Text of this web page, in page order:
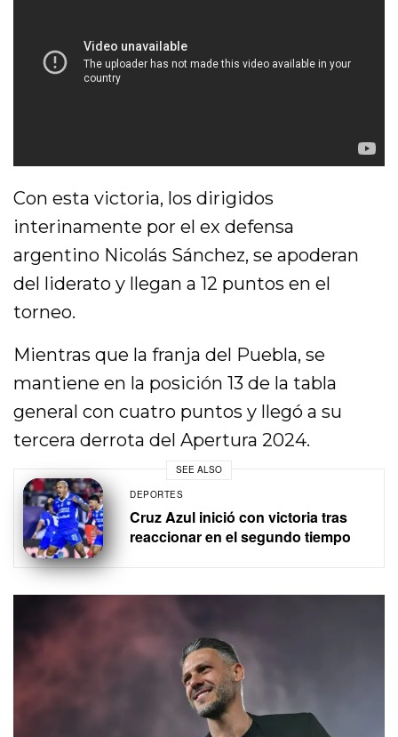
Con esta victoria, los dirigidos
interinamente por el ex defensa
argentino Nicolás Sánchez, se apoderan
del liderato y llegan a 12 puntos en el
torneo.
Mientras que la franja del Puebla, se
mantiene en la posición 13 de la tabla
general con cuatro puntos y llegó a su
tercera derrota del Apertura 2024.
SEE ALSO
DEPORTES
Cruz Azul inició con victoria tras
reaccionar en el segundo tiempo